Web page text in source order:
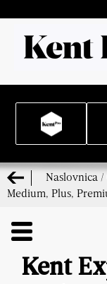
Naslovnica /
Medium, Plus,
Kent